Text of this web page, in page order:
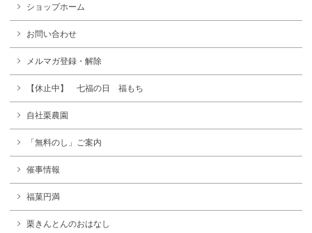
ショップホーム
お問い合わせ
メルマガ登録・解除
【休止中】 七福の日 福もち
自社栗農園
「無料のし」ご案内
催事情報
福菓円満
栗きんとんのおはなし